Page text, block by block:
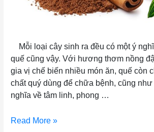
​Mỗi loại cây sinh ra đều có một ý
quế cũng vậy. Với hương thơm nồng
gia vị chế biến nhiều món ăn, quế còn
chất quý dùng để chữa bệnh, cũng
nghĩa về tâm linh, phong …
Read More »